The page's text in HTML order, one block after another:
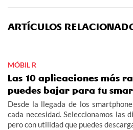
ARTÍCULOS
MÓBIL R
Las 10 aplicaciones más
puedes bajar para tu
Desde la llegada de los
cada necesidad. Seleccionamos las
pero con utilidad que puedes